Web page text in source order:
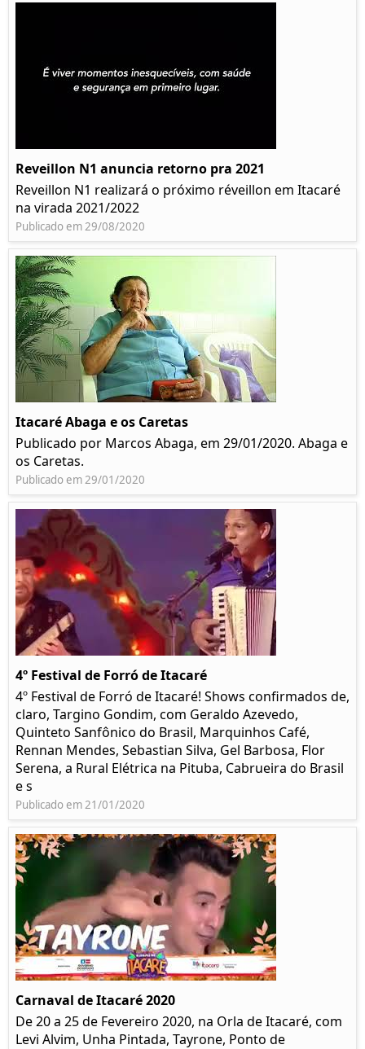
Reveillon N1 anuncia retorno pra 2021
Reveillon N1 realizará o próximo réveillon em Itacaré
na virada 2021/2022
Publicado em 29/08/2020
Itacaré Abaga e os Caretas
Publicado por Marcos Abaga, em 29/01/2020. Abaga e
os Caretas.
Publicado em 29/01/2020
4º Festival de Forró de Itacaré
4º Festival de Forró de Itacaré! Shows confirmados de,
claro, Targino Gondim, com Geraldo Azevedo,
Quinteto Sanfônico do Brasil, Marquinhos Café,
Rennan Mendes, Sebastian Silva, Gel Barbosa, Flor
Serena, a Rural Elétrica na Pituba, Cabrueira do Brasil
e s
Publicado em 21/01/2020
Carnaval de Itacaré 2020
De 20 a 25 de Fevereiro 2020, na Orla de Itacaré, com
Levi Alvim, Unha Pintada, Tayrone, Ponto de